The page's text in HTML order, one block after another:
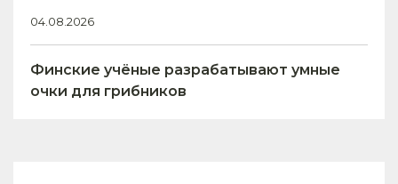
04.08.2026
Финские учёные разрабатывают умные
очки для грибников